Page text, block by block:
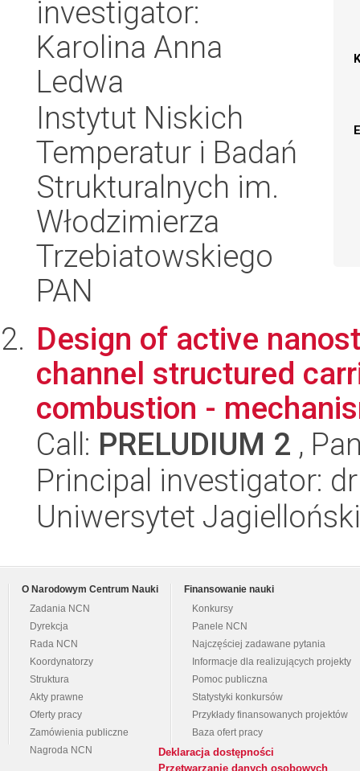
investigator:
Karolina Anna
Ledwa
Instytut Niskich
Temperatur i Badań
Strukturalnych im.
Włodzimierza
Trzebiatowskiego
PAN
Design of active
channel structured
combustion -
Call: PRELUDIUM 2 ,
Principal investigator:
Uniwersytet
O Narodowym Centrum Nauki
Zadania NCN
Dyrekcja
Rada NCN
Koordynatorzy
Struktura
Akty prawne
Oferty pracy
Zamówienia publiczne
Nagroda NCN
Finansowanie nauki
Konkursy
Panele NCN
Najczęściej zadawane pytania
Informacje dla realizujących projekty
Pomoc publiczna
Statystyki konkursów
Przykłady finansowanych projektów
Baza ofert pracy
Deklaracja dostępności
Przetwarzanie danych osobowych